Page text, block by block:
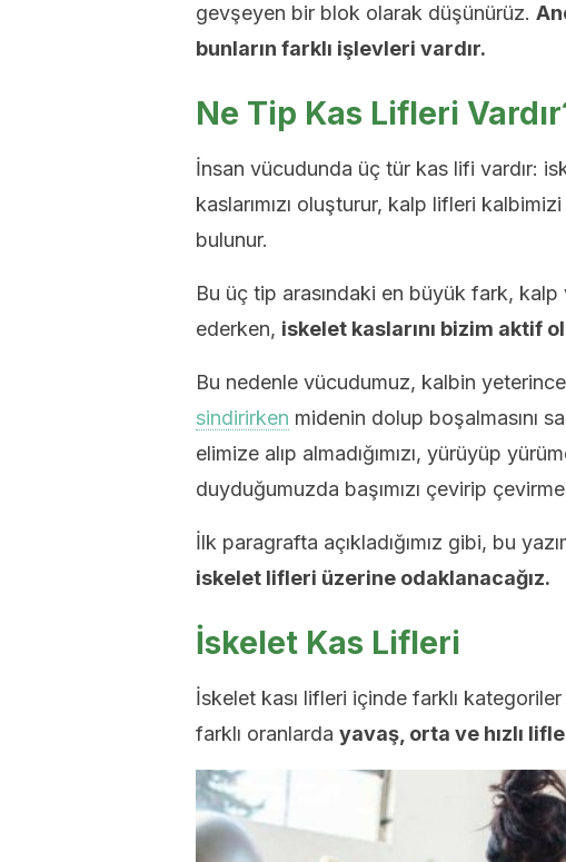
gevşeyen bir blok olarak düşünürüz.
bunların farklı işlevleri vardır.
Ne Tip Kas Lifleri
İnsan vücudunda üç tür kas lifi vardır:
kaslarımızı oluşturur, kalp lifleri
bulunur.
Bu üç tip arasındaki en büyük fark,
ederken, iskelet kaslarını bizim aktif
Bu nedenle vücudumuz, kalbin
sindirirken midenin dolup boşalmasını
elimize alıp almadığımızı, yürüyüp
duyduğumuzda başımızı çevirip
İlk paragrafta açıkladığımız gibi, bu
iskelet lifleri üzerine odaklanacağız.
İskelet Kas Lifleri
İskelet kası lifleri içinde farklı kategoriler
farklı oranlarda yavaş, orta ve hızlı